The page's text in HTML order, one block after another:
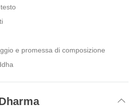
e promessa di composizione